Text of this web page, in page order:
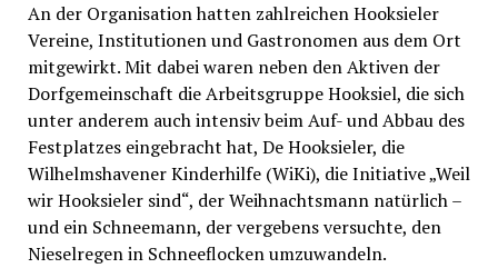
An der Organisation hatten zahlreichen Hooksieler
Vereine, Institutionen und Gastronomen aus dem Ort
mitgewirkt. Mit dabei waren neben den Aktiven der
Dorfgemeinschaft die Arbeitsgruppe Hooksiel, die sich
unter anderem auch intensiv beim Auf- und Abbau des
Festplatzes eingebracht hat, De Hooksieler, die
Wilhelmshavener Kinderhilfe (WiKi), die Initiative „Weil
wir Hooksieler sind“, der Weihnachtsmann natürlich –
und ein Schneemann, der vergebens versuchte, den
Nieselregen in Schneeflocken umzuwandeln.